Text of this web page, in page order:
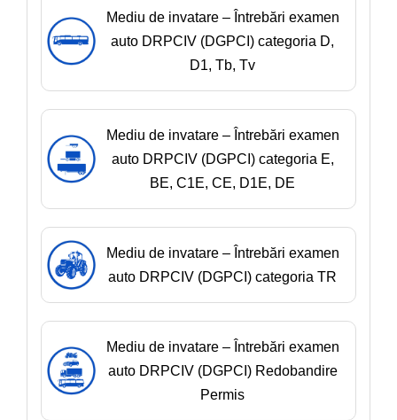
Mediu de invatare – Întrebări examen
auto DRPCIV (DGPCI) categoria D,
D1, Tb, Tv
Mediu de invatare – Întrebări examen
auto DRPCIV (DGPCI) categoria E,
BE, C1E, CE, D1E, DE
Mediu de invatare – Întrebări examen
auto DRPCIV (DGPCI) categoria TR
Mediu de invatare – Întrebări examen
auto DRPCIV (DGPCI) Redobandire
Permis